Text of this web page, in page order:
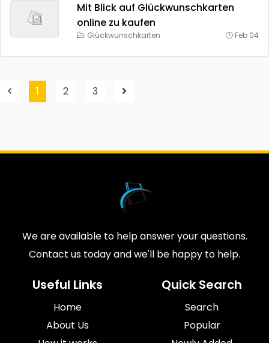
Mit Blick auf Glückwunschkarten
online zu kaufen
Glückwunschkarten Feb 04
1 2 3
We are available to help answer your questions.
Contact us today and we'll be happy to help.
Useful Links
Home
About Us
Quick Search
Search
Popular